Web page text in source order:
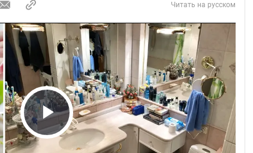
Читать на русском
Play Video